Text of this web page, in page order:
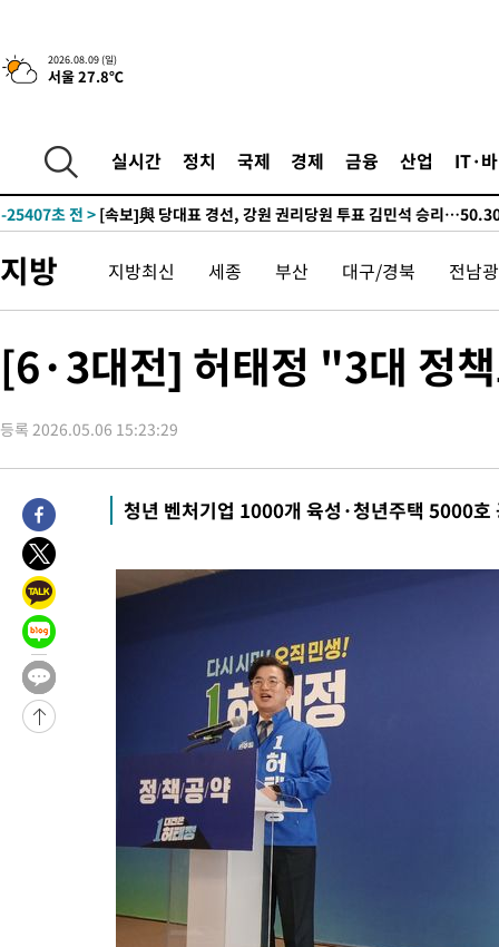
2026.08.09 (일)
서울 27.8℃
실시간 정치 국제 경제 금융 산업 IT·
44.40%
-26061초 전 >與 강원·TK 당원투표 합산 김민석 46.01%로 승리…정청래
44.53%
-25901초 전 > [속보]與전대 권리당원투표…강원·경북 김민석, 대구 정청래
45.71%
-25610초 전 >
[속보]與 당대표 경선, 대구 권리당원 투표 정청래 47.82%·김
46.35%
-25407초 전 >
득표
-23325초 전 > "일본축구협회, 대한축구협회 성 접대 의혹 심판 조사"
정상
-11332초 전 >
"얼마나 더웠으면"…안동 물길공원서 헤엄친 구렁이 '소동'
-11259초 전 >손흥민, 68분 뛰고 2경기 침묵…LAFC, 톨루카에 1-0 승리(종
-9283초 전 >이강인, 오늘 서울서 AT마드리드 입단식…'전례 없는 특급대우'
1시간 전 >콜롬비아 신임 우파 대통령 취임 하루만에 차량폭탄 폭발 사건
2시간 전 >튀르키예 외무장관, "메카 3국 방위협정은 이란이 목표 아냐 " 밝혀
3시간 전 >
이군이 불법 군시설 건설한 레바논 남부에서 레바논군 3명 폭발로
4시간 전 >
[속보]美중부 사령관, 이스라엘 긴급방문 다중화된 전선 상황 논의
-31775초 전 >
-30771초 전 >
태풍 돌핀, 중 저장성 타이저우시 해안에 상륙 (1보)
-28117초 전 >
AT마드리드 데뷔 앞둔 이강인, 맨시티전 선발 대신 '벤치 시작'
-26747초 전 >
[속보]與 강원·TK 당원투표 합산 김민석 48.54%로 승리…정
44.40%
-26081초 전 >
與 강원·TK 당원투표 합산 김민석 46.01%로 승리…정청래
44.53%
-25921초 전 >
[속보]與전대 권리당원투표…강원·경북 김민석, 대구 정청래
[속보]與 당대표 경선, 경북 권리당원 투표 김민석 47.37%·정
[속보]與 당대표 경선, 대구 권리당원 투표 정청래 47.82%·김
[속보]與 당대표 경선, 강원 권리당원 투표 김민석 승리
"일본축구협회, 대한축구협회 성 접대 의혹 심판 조사"
[속보]장은수, KLPGA 제주삼다수 역전 우승…데뷔 10년 차에
"얼마나 더웠으면"…안동 물길공원서 헤엄친 구렁이 '소동'
손흥민, 68분 뛰고 2경기 침묵…LAFC, 톨루카에 1-0 승리(종
지방 지방최신 세종 부산 대구/경북 전남
[6·3대전] 허태정 "3대 정
등록 2026.05.06 15:23:29
청년 벤처기업 1000개 육성·청년주택 5000호